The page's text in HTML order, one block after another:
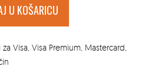
U KOŠARICU
Visa, Visa Premium, Mastercard,